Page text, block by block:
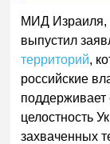
МИД Израиля,
выпустил
территорий,
российские
поддерживает
целостность
захваченных